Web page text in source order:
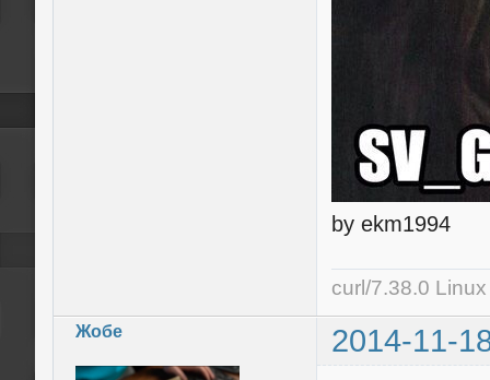
by ekm1994
curl/7.38.0
Жобе 2014-11-